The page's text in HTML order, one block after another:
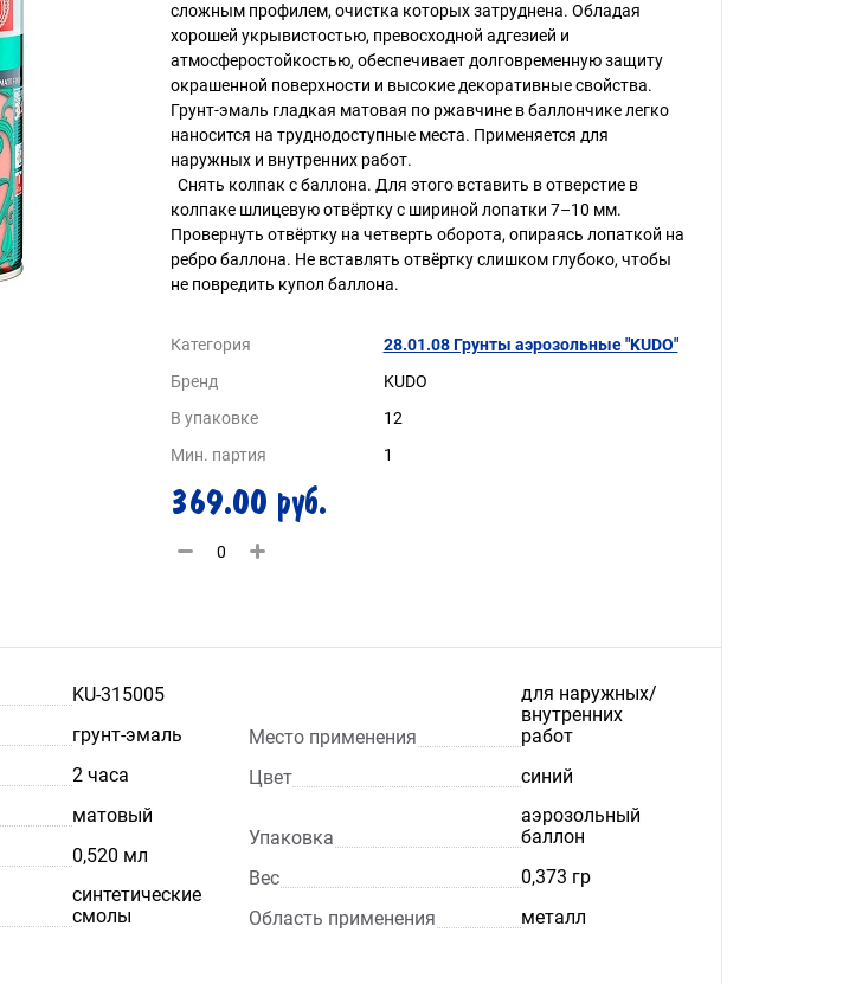
сложным профилем, очистка которых затруднена. Обладая
хорошей укрывистостью, превосходной адгезией и
атмосферостойкостью, обеспечивает долговременную защиту
окрашенной поверхности и высокие декоративные свойства.
Грунт-эмаль гладкая матовая по ржавчине в баллончике легко
наносится на труднодоступные места. Применяется для
наружных и внутренних работ.
Снять колпак с баллона. Для этого вставить в отверстие в
колпаке шлицевую отвёртку с шириной лопатки 7–10 мм.
Провернуть отвёртку на четверть оборота, опираясь лопаткой на
ребро баллона. Не вставлять отвёртку слишком глубоко, чтобы
не повредить купол баллона.
Категория
28.01.08 Грунты аэрозольные "KUDO"
Бренд
KUDO
В упаковке
12
Мин. партия
1
369.00 руб.
KU-315005
грунт-эмаль
2 часа
матовый
0,520 мл
синтетические
смолы
Место применения
для наружных/
внутренних
работ
Цвет
синий
Упаковка
аэрозольный
баллон
Вес
0,373 гр
Область применения
металл